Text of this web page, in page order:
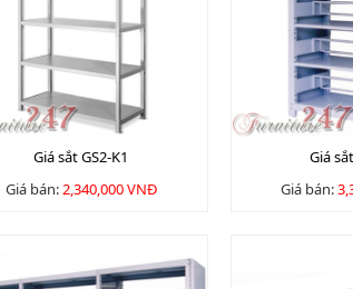
Giá sắt GS2-K1
Giá bán:2,340,000 VNĐ
Giá
Giá bán: